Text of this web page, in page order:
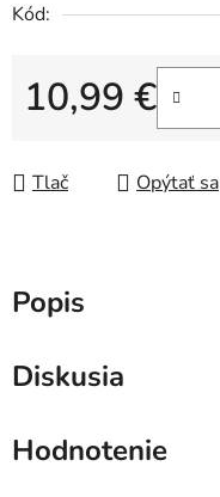
Kód:
10,99 €
Jednotková cena:
Tlač Opýtať sa
Popis
Diskusia
Hodnotenie